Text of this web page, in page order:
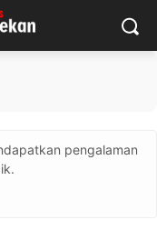
pengalaman